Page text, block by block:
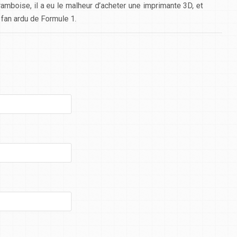
il a eu le malheur d’acheter une imprimante 3D, et
ardu de Formule 1.